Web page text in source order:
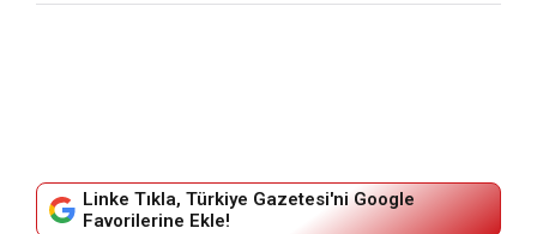
Linke Tıkla, Türkiye Gazetesi'ni Google
Favorilerine Ekle!